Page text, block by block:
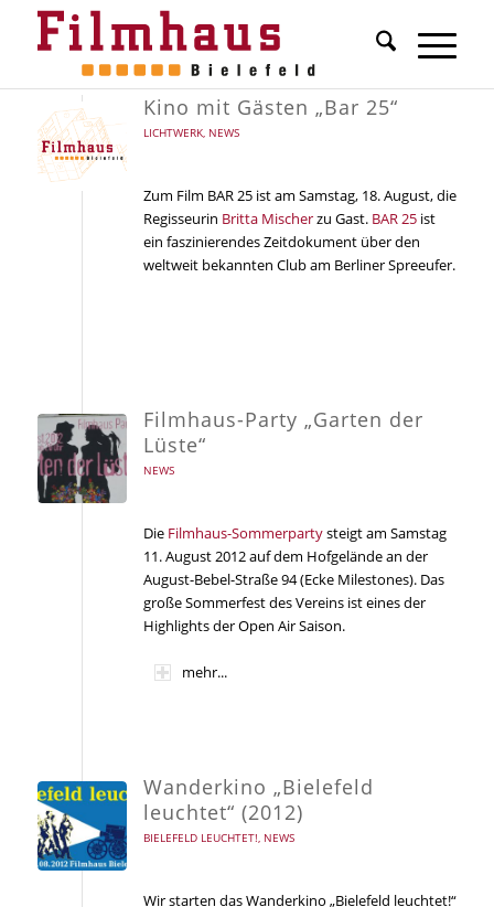
Kino mit Gästen „Bar 25“
LICHTWERK, NEWS
Zum Film BAR 25 ist am Samstag, 18. August, die
Regisseurin Britta Mischerzu Gast. BAR 25ist
ein faszinierendes Zeitdokument über den
weltweit bekannten Club am Berliner Spreeufer.
Filmhaus-Party „Garten der
Lüste“
NEWS
Die Filmhaus-Sommerpartysteigt am Samstag
11. August 2012 auf dem Hofgelände an der
August-Bebel-Straße 94 (Ecke Milestones). Das
große Sommerfest des Vereins ist eines der
Highlights der Open Air Saison.
mehr...
Wanderkino „Bielefeld
leuchtet“ (2012)
BIELEFELD LEUCHTET!, NEWS
Wir starten das Wanderkino „Bielefeld leuchtet!“